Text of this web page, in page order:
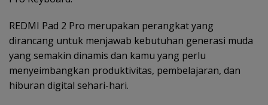
REDMI Pad 2 Pro merupakan perangkat yang
dirancang untuk menjawab kebutuhan generasi muda
yang semakin dinamis dan kamu yang perlu
menyeimbangkan produktivitas, pembelajaran, dan
hiburan digital sehari-hari.